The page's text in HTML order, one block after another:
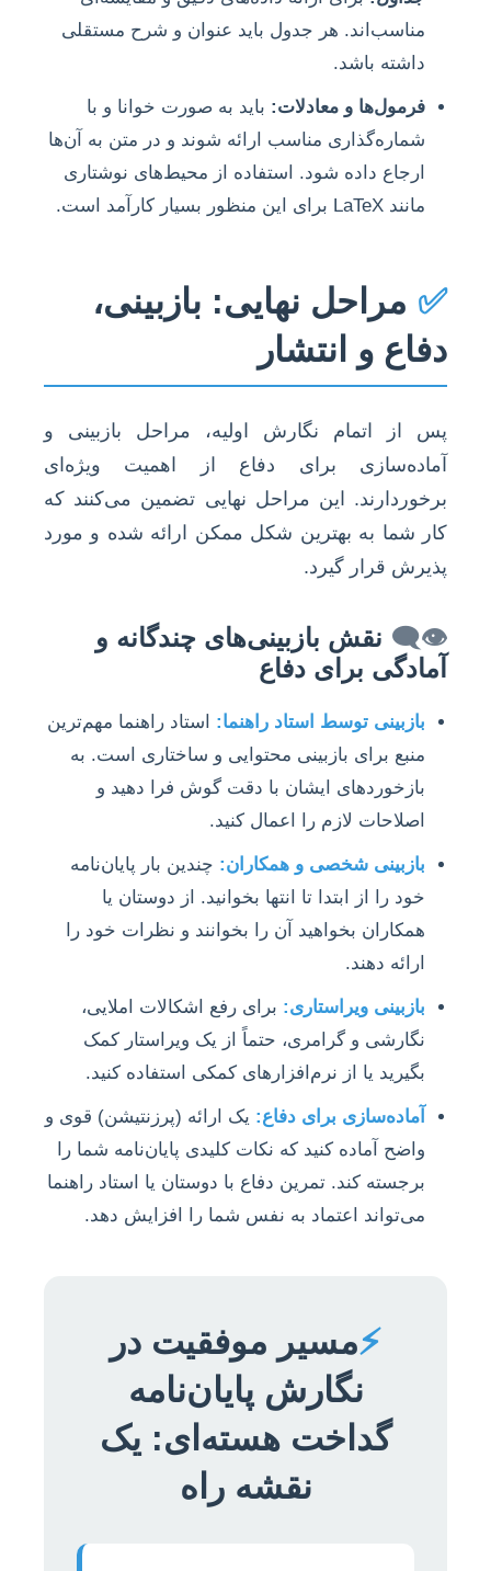
مناسب‌اند. هر جدول باید عنوان و شرح مستقلی
داشته باشد.
فرمول‌ها و معادلات: باید به صورت خوانا و با
شماره‌گذاری مناسب ارائه شوند و در متن به آن‌ها
ارجاع داده شود. استفاده از محیط‌های نوشتاری
مانند LaTeX برای این منظور بسیار کارآمد است.
✅ مراحل نهایی: بازبینی،
دفاع و انتشار
پس از اتمام نگارش اولیه، مراحل بازبینی و
آماده‌سازی برای دفاع از اهمیت ویژه‌ای
برخوردارند. این مراحل نهایی تضمین می‌کنند که
کار شما به بهترین شکل ممکن ارائه شده و مورد
پذیرش قرار گیرد.
👁️‍🗨️ نقش بازبینی‌های چندگانه و
آمادگی برای دفاع
بازبینی توسط استاد راهنما: استاد راهنما مهم‌ترین
منبع برای بازبینی محتوایی و ساختاری است. به
بازخوردهای ایشان با دقت گوش فرا دهید و
اصلاحات لازم را اعمال کنید.
بازبینی شخصی و همکاران: چندین بار پایان‌نامه
خود را از ابتدا تا انتها بخوانید. از دوستان یا
همکاران بخواهید آن را بخوانند و نظرات خود را
ارائه دهند.
بازبینی ویراستاری: برای رفع اشکالات املایی،
نگارشی و گرامری، حتماً از یک ویراستار کمک
بگیرید یا از نرم‌افزارهای کمکی استفاده کنید.
آماده‌سازی برای دفاع: یک ارائه (پرزنتیشن) قوی و
واضح آماده کنید که نکات کلیدی پایان‌نامه شما را
برجسته کند. تمرین دفاع با دوستان یا استاد راهنما
می‌تواند اعتماد به نفس شما را افزایش دهد.
⚡مسیر موفقیت در
نگارش پایان‌نامه
گداخت هسته‌ای: یک
نقشه راه